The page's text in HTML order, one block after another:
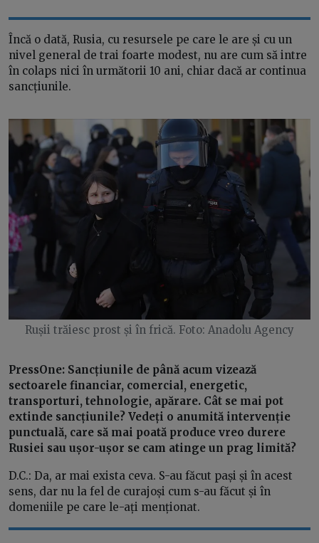
Încă o dată, Rusia, cu resursele pe care le are și cu un
nivel general de trai foarte modest, nu are cum să intre
în colaps nici în următorii 10 ani, chiar dacă ar continua
sancțiunile.
Rușii trăiesc prost și în frică. Foto: Anadolu Agency
PressOne: Sancțiunile de până acum vizează
sectoarele financiar, comercial, energetic,
transporturi, tehnologie, apărare. Cât se mai pot
extinde sancțiunile? Vedeți o anumită intervenție
punctuală, care să mai poată produce vreo durere
Rusiei sau ușor-ușor se cam atinge un prag limită?
D.C.: Da, ar mai exista ceva. S-au făcut pași și în acest
sens, dar nu la fel de curajoși cum s-au făcut și în
domeniile pe care le-ați menționat.